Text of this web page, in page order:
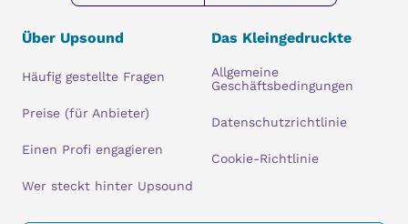
Über Upsound
Häufig gestellte Fragen
Preise (für Anbieter)
Einen Profi engagieren
Wer steckt hinter Upsound
Das Kleingedruckte
Allgemeine
Geschäftsbedingungen
Datenschutzrichtlinie
Cookie-Richtlinie